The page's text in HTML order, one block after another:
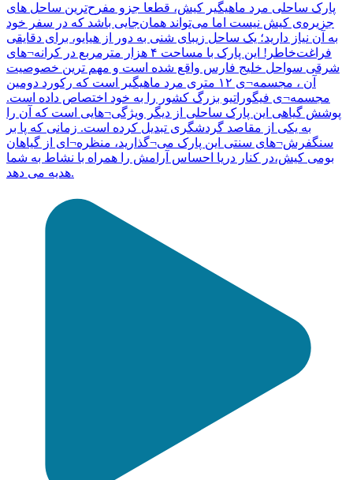
پارک ساحلی مرد ماهیگیر کیش، قطعا جزو مفرح‌ترین ساحل های
جزیره‌ی کیش نیست اما می‌تواند همان‌جایی باشد که در سفر خود
به آن نیاز دارید؛ یک ساحل زیبای شنی به دور از هیایو، برای دقایقی
فراغت‌خاطر! این پارک با مساحت ۴ هزار مترمربع در کرانه‌¬های
شرقی سواحل خلیج فارس واقع شده است و مهم ترین خصوصیت
آن ، مجسمه¬‌ی ۱۲ متری مرد ماهیگیر است که رکورد دومین
مجسمه‌¬ی فیگوراتیو بزرگ کشور را به خود اختصاص داده است.
پوشش گیاهی این پارک ساحلی از دیگر ویژگی¬‌هایی است که آن را
به یکی از مقاصد گردشگری تبدیل کرده است. زمانی که پا بر
سنگفرش‌¬های سنتی این پارک می‌¬گذارید، منظره¬‌ای از گیاهان
بومی کیش،در کنار دریا احساس آرامش را همراه با نشاط به شما
هدیه می دهد.